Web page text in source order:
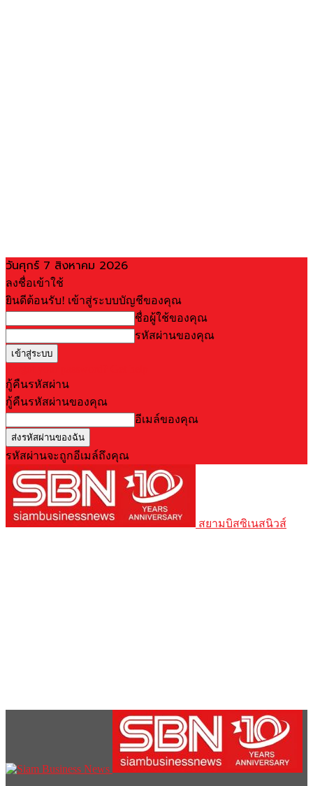
วันศุกร์ 7 สิงหาคม 2026
ลงชื่อเข้าใช้
ยินดีต้อนรับ! เข้าสู่ระบบบัญชีของคุณ
ชื่อผู้ใช้ของคุณ
รหัสผ่านของคุณ
กู้คืนรหัสผ่าน
กู้คืนรหัสผ่านของคุณ
อีเมล์ของคุณ
รหัสผ่านจะถูกอีเมล์ถึงคุณ
สยามบิสซิเนสนิวส์